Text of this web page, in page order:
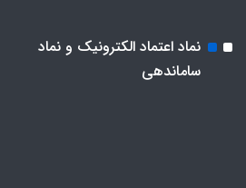
نماد اعتماد الکترونیک و نماد
ساماندهی